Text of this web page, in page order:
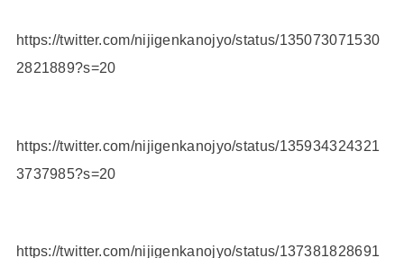
https://twitter.com/nijigenkanojyo/status/135073071530
2821889?s=20
https://twitter.com/nijigenkanojyo/status/135934324321
3737985?s=20
https://twitter.com/nijigenkanojyo/status/137381828691